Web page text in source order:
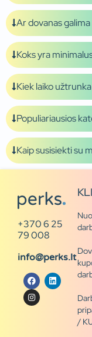
Ar dovanas
Koks yra
Kiek laiko
Populiariausios
Kaip susisiekti su
+370 6 25
79 008
info@perks.lt
/